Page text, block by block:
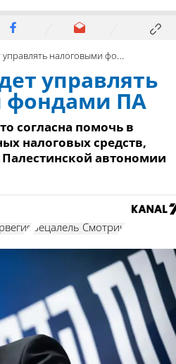
налоговыми фондами ПА
управлять
фондами ПА
согласна помочь в
налоговых средств,
автономии
Бецалель Смотрич